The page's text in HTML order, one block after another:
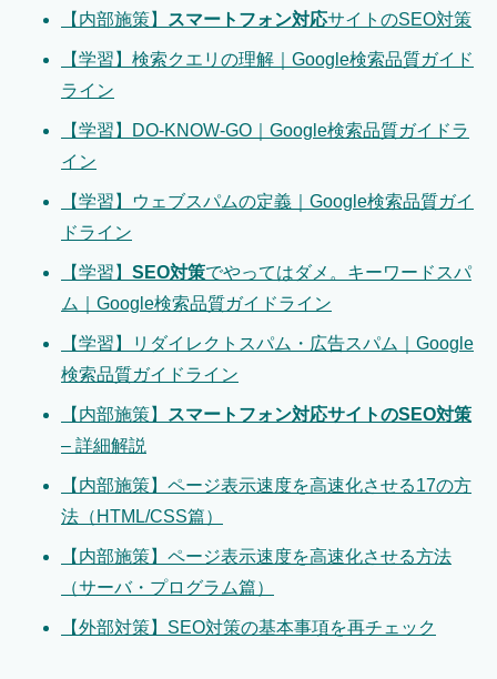
【内部施策】 スマートフォン対応サイトのSEO対策
【学習】 検索クエリ の理解｜Google検索品質ガイド
ライン
【学習】 DO-KNOW-GO ｜Google検索品質ガイドラ
イン
【学習】 ウェブスパムの定義 ｜Google検索品質ガイ
ドライン
【学習】 SEO対策でやってはダメ。キーワードスパ
ム｜Google検索品質ガイドライン
【学習】 リダイレクトスパム・広告スパム
｜Google
検索品質ガイドライン
【内部施策】
スマートフォン対応サイトのSEO対策
– 詳細解説
【内部施策】ページ表示速度を高速化させる17の方
法（HTML/CSS篇）
【内部施策】ページ表示速度を高速化させる方法
（サーバ・プログラム篇）
【外部対策】SEO対策の基本事項を再チェック